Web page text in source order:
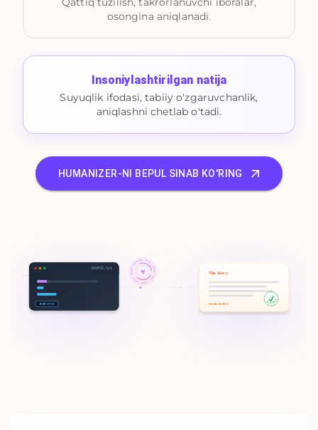
osongina aniqlanadi.
Insoniylashtirilgan natija
Suyuqlik ifodasi, tabiiy o'zgaruvchanlik,
aniqlashni chetlab o'tadi.
HUMANIZER-NI BEPUL SINAB KO'RING
SOURCE.txt
ROBOTIC
The Story.
100% HUMAN
HUMANIZED